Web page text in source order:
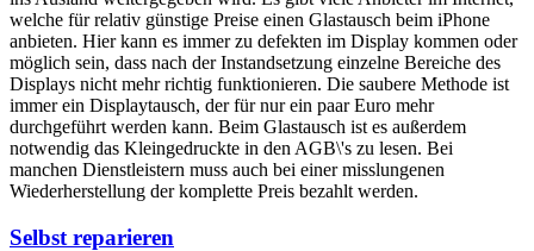
welche für relativ günstige Preise einen Glastausch beim iPhone
anbieten. Hier kann es immer zu defekten im Display kommen oder
möglich sein, dass nach der Instandsetzung einzelne Bereiche des
Displays nicht mehr richtig funktionieren. Die saubere Methode ist
immer ein Displaytausch, der für nur ein paar Euro mehr
durchgeführt werden kann. Beim Glastausch ist es außerdem
notwendig das Kleingedruckte in den AGB\'s zu lesen. Bei
manchen Dienstleistern muss auch bei einer misslungenen
Wiederherstellung der komplette Preis bezahlt werden.
Selbst reparieren